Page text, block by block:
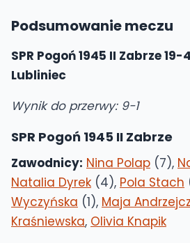
Podsumowanie meczu
SPR Pogoń 1945 II Zabrze
Lubliniec
Wynik do przerwy: 9-1
SPR Pogoń 1945 II Zabrze
Zawodnicy: Nina Polap (7),
Natalia Dyrek (4), Pola Stach
Wyczyńska (1), Maja
Kraśniewska, Olivia Knapik